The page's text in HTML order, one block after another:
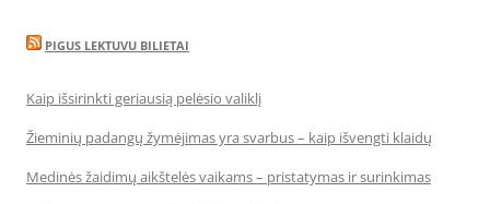
PIGUS LEKTUVU BILIETAI
Kaip išsirinkti geriausią pelėsio valiklį
Žieminių padangų žymėjimas yra svarbus – kaip išvengti klaidų
Medinės žaidimų aikštelės vaikams – pristatymas ir surinkimas